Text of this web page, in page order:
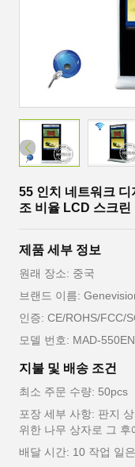
55 인치 네트워크
조 비율 LCD 스크린
제품 세부 정보
원래 장소: 중국
브랜드 이름:
인증: CE/ROHS/FCC/
모델 번호: MAD-
지불 및 배송 조건
최소 주문 수량: 50pcs
포장 세부 사항: 판지
위한 나무 상자로 그 후
배달 시간: 10 작업 일